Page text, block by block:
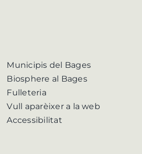
Municipis del Bages
Biosphere al Bages
Fulleteria
Vull aparèixer a la web
Accessibilitat